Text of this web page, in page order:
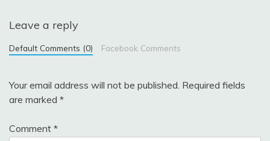
Leave a reply
Default Comments (0) Facebook Comments
Your email address will not be published. Required fields
are marked *
Comment *